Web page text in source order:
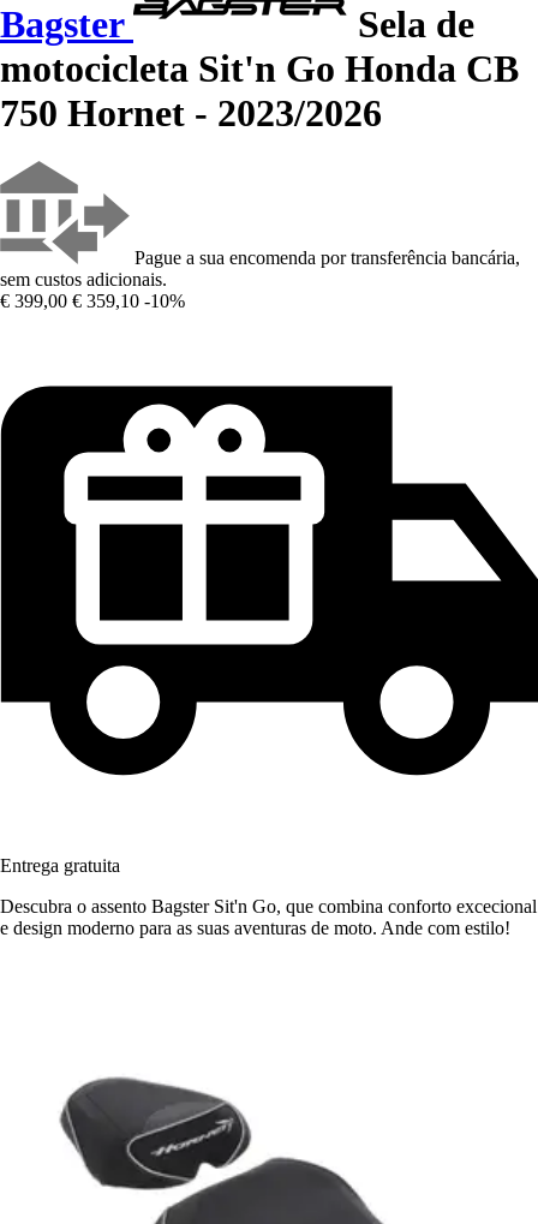
Bagster
Sela de
motocicleta Sit'n Go Honda CB
750 Hornet - 2023/2026
Pague a sua encomenda por transferência bancária,
sem custos adicionais.
€ 399,00 € 359,10 -10%
Entrega gratuita
Descubra o assento Bagster Sit'n Go, que combina conforto excecional
e design moderno para as suas aventuras de moto. Ande com estilo!